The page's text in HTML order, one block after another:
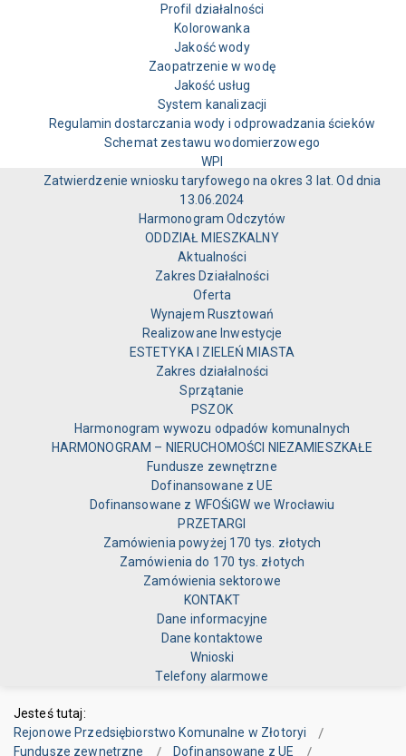
Profil działalności
Kolorowanka
Jakość wody
Zaopatrzenie w wodę
Jakość usług
System kanalizacji
Regulamin dostarczania wody i odprowadzania ścieków
Schemat zestawu wodomierzowego
WPI
Zatwierdzenie wniosku taryfowego na okres 3 lat. Od dnia
13.06.2024
Harmonogram Odczytów
ODDZIAŁ MIESZKALNY
Aktualności
Zakres Działalności
Oferta
Wynajem Rusztowań
Realizowane Inwestycje
ESTETYKA I ZIELEŃ MIASTA
Zakres działalności
Sprzątanie
PSZOK
Harmonogram wywozu odpadów komunalnych
HARMONOGRAM – NIERUCHOMOŚCI NIEZAMIESZKAŁE
Fundusze zewnętrzne
Dofinansowane z UE
Dofinansowane z WFOŚiGW we Wrocławiu
PRZETARGI
Zamówienia powyżej 170 tys. złotych
Zamówienia do 170 tys. złotych
Zamówienia sektorowe
KONTAKT
Dane informacyjne
Dane kontaktowe
Wnioski
Telefony alarmowe
Jesteś tutaj:
Rejonowe Przedsiębiorstwo Komunalne w Złotoryi
Fundusze zewnętrzne
Dofinansowane z UE